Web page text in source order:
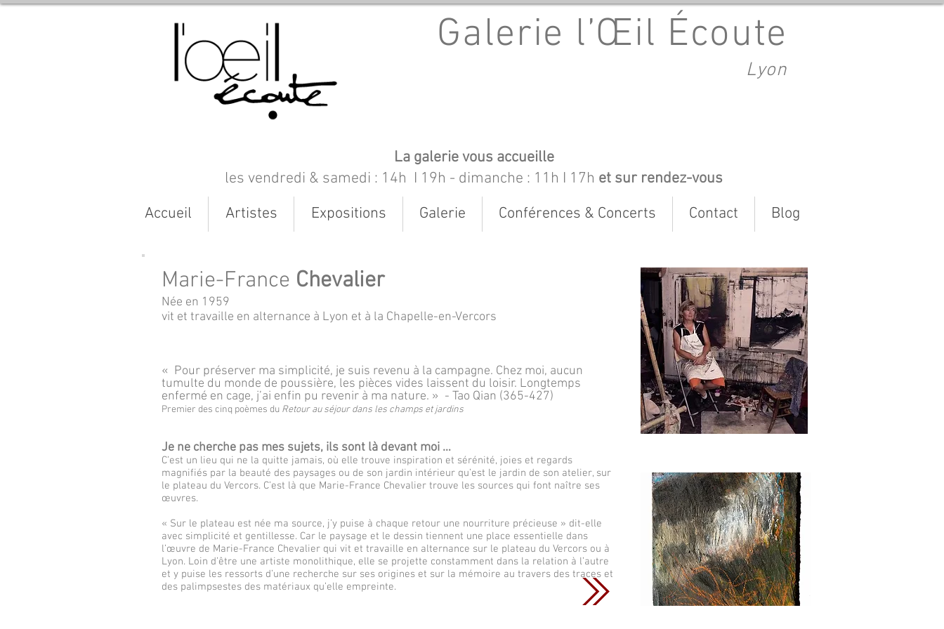
Galerie l’Œil Écoute
Lyon
La galerie vous accueille
les vendredi & samedi : 14h I 19h - dimanche : 11h I 17h et sur rendez-vous
Accueil
Artistes Expositions Galerie Conférences & Concerts Contact Blog
Marie-France Chevalier
Née en 1959
vit et travaille en alternance à Lyon et à la Chapelle-en-Vercors
« Pour préserver ma simplicité, je suis revenu à la campagne. Chez moi, aucun
tumulte du monde de poussière, les pièces vides laissent du loisir. Longtemps
enfermé en cage, j’ai enfin pu revenir à ma nature. » - Tao Qian (365-427)
Premier des cinq poèmes du Retour au séjour dans les champs et jardins
Je ne cherche pas mes sujets, ils sont là devant moi …
C’est un lieu qui ne la quitte jamais, où elle trouve inspiration et sérénité, joies et regards
magnifiés par la beauté des paysages ou de son jardin intérieur qu’est le jardin de son atelier, sur
le plateau du Vercors. C’est là que Marie-France Chevalier trouve les sources qui font naître ses
œuvres.
« Sur le plateau est née ma source, j’y puise à chaque retour une nourriture précieuse » dit-elle
avec simplicité et gentillesse. Car le paysage et le dessin tiennent une place essentielle dans
l’œuvre de Marie-France Chevalier qui vit et travaille en alternance sur le plateau du Vercors ou à
Lyon. Loin d’être une artiste monolithique, elle se projette constamment dans la relation à l’autre
et y puise les ressorts d’une recherche sur ses origines et sur la mémoire au travers des traces et
des palimpsestes des matériaux qu’elle empreinte.